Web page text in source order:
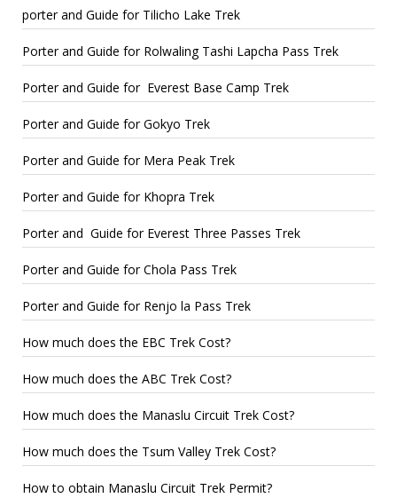
porter and Guide for Tilicho Lake Trek
Porter and Guide for Rolwaling Tashi Lapcha Pass Trek
Porter and Guide for Everest Base Camp Trek
Porter and Guide for Gokyo Trek
Porter and Guide for Mera Peak Trek
Porter and Guide for Khopra Trek
Porter and Guide for Everest Three Passes Trek
Porter and Guide for Chola Pass Trek
Porter and Guide for Renjo la Pass Trek
How much does the EBC Trek Cost?
How much does the ABC Trek Cost?
How much does the Manaslu Circuit Trek Cost?
How much does the Tsum Valley Trek Cost?
How to obtain Manaslu Circuit Trek Permit?